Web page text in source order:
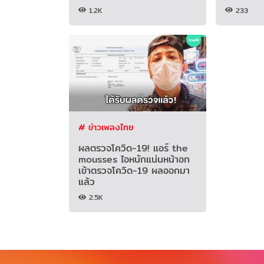
1.2K 233
# ข่าวเพลงไทย
ผลตรวจโควิด-19! แอร์ the
mousses ไอหนักแน่นหน้าอก
เข้าตรวจโควิด-19 ผลออกมา
แล้ว
2.5K